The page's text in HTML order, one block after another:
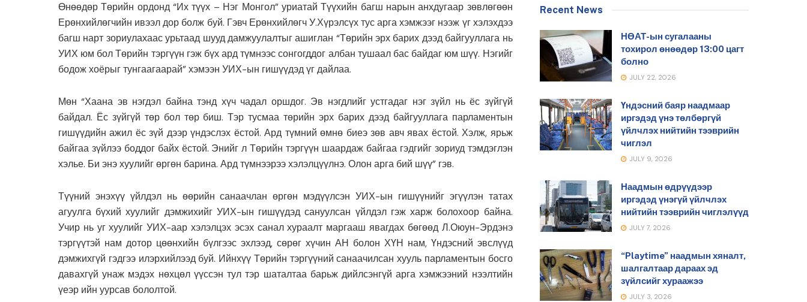
Өнөөдөр Төрийн ордонд “Их түүх – Нэг Монгол” уриатай Түүхийн багш нарын анхдугаар зөвлөгөөн
Ерөнхийлөгчийн ивээл дор болж буй. Гэвч Ерөнхийлөгч У.Хүрэлсүх тус арга хэмжээг нээж үг хэлэхдээ
багш нарт зориулахаас урьтаад шууд дамжуулалтыг ашиглан “Төрийн эрх барих дээд байгууллага нь
УИХ юм бол Төрийн тэргүүн гэж бүх ард түмнээс сонгогддог албан тушаал бас байдаг юм шүү. Нэгийг
бодож хоёрыг тунгаагаарай” хэмээн УИХ-ын гишүүдэд үг дайлаа.
Мөн “Хаана эв нэгдэл байна тэнд хүч чадал оршдог. Эв нэгдлийг устгадаг нэг зүйл нь ёс зүйгүй
байдал. Ёс зүйгүй төр бол төр биш. Тэр тусмаа төрийн эрх барих дээд байгууллага парламентын
гишүүдийн ажил ёс зүй дээр үндэслэх ёстой. Ард түмний өмнө биеэ зөв авч явах ёстой. Хэлж, ярьж
байгаа зүйлээ боддог байх ёстой. Энийг л Төрийн тэргүүн шаардаж байгаа гэдгийг зориуд тэмдэглэн
хэлье. Би энэ хуулийг өргөн барина. Ард түмнээрээ хэлэлцүүлнэ. Олон арга бий шүү” гэв.
Түүний энэхүү үйлдэл нь өөрийн санаачлан өргөн мэдүүлсэн УИХ-ын гишүүнийг эгүүлэн татах
агуулга бүхий хуулийг дэмжихийг УИХ-ын гишүүдэд сануулсан үйлдэл гэж харж болохоор байна.
Учир нь уг хуулийг УИХ-аар хэлэлцэх эсэх санал хураалт маргааш явагдах бөгөөд Л.Оюун-Эрдэнэ
тэргүүтэй нам дотор цөөнхийн бүлгээс эхлээд, сөрөг хүчин АН болон ХҮН нам, Үндэсний эвслүүд
дэмжихгүй гэдгээ илэрхийлээд буй. Ийнхүү Төрийн тэргүүний санаачилсан хууль парламентын босго
давахгүй унаж мэдэх нөхцөл үүссэн тул тэр шаталтаа барьж дийлсэнгүй арга хэмжээний нээлтийн
үеэр ийн уурсав бололтой.
Recent News
НӨАТ-ын сугалааны
тохирол өнөөдөр 13:00 цагт
болно
JULY 22, 2026
Үндэсний баяр наадмаар
иргэдэд үнэ төлбөргүй
үйлчлэх нийтийн тээврийн
чиглэл
JULY 9, 2026
Наадмын өдрүүдээр
иргэдэд үнэгүй үйлчлэх
нийтийн тээврийн чиглэлүүд
JULY 7, 2026
“Playtime” наадмын хяналт,
шалгалтаар дараах эд
зүйлсийг хураажээ
JULY 3, 2026